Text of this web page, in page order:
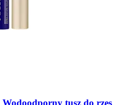
Wodoodporny tusz do rzęs